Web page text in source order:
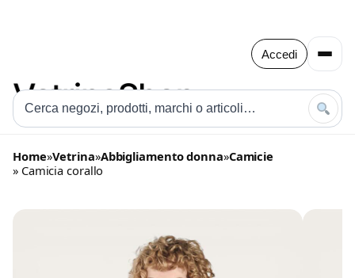
Accedi
Home»Vetrina»Abbigliamento donna»Camicie
» Camicia corallo